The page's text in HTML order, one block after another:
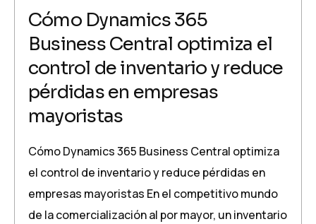
Cómo Dynamics 365
Business Central optimiza el
control de inventario y reduce
pérdidas en empresas
mayoristas
Cómo Dynamics 365 Business Central optimiza
el control de inventario y reduce pérdidas en
empresas mayoristas En el competitivo mundo
de la comercialización al por mayor, un inventario